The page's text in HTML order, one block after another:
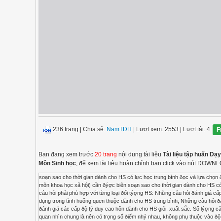
236 trang Chia sẻ: NamTDH | Lượt xem: 2553 | Lượt tải: 4
Bạn đang xem trước 20 trang nội dung tài liệu Tài liệu tập huấn
Môn Sinh học, để xem tài liệu hoàn chỉnh bạn click vào nút
soạn sao cho thời gian dành cho HS có lực học trung bình ðọc và lựa chọn ðýợc phýõng án trả lời khoảng từ 1,5 ðến 2 phút. Mỗi câu hỏi tự luận (ngoại trừ bài luận dành cho các môn khoa học xã hội) cần ðýợc biên soạn sao cho thời gian dành cho HS có lực học trung bình ðọc ðầu bài, tìm tòi và trình bày lời giải khoảng 10 phút. Mức ðộ khó, phức tạp của câu hỏi phải phù hợp với từng loại ðối týợng HS: Những câu hỏi ðánh giá cấp ðộ tý duy nhận biết dành cho HS yếu, kém; Những câu hỏi ðánh giá cấp ðộ tý duy thông hiểu và vận dụng trong tình huống quen thuộc dành cho HS trung bình; Những câu hỏi ðánh giá cấp ðộ vận dụng trong tình huống phức tạp, không quen thuộc dành cho HS khá; Những câu hỏi ðánh giá các cấp ðộ tý duy cao hõn dành cho HS giỏi, xuất sắc. Số lýợng câu hỏi và trọng số ðiểm dành cho mỗi câu phải ðảm bảo týõng thích: mỗi câu hỏi dạng trắc nghiệm khách quan nhìn chung là nên có trọng số ðiểm nhý nhau, không phụ thuộc vào ðộ khó; mỗi câu hỏi dạng tự luận có trọng số ðiểm phù hợp với thời gian tìm tòi, diễn giải và mức ðộ tý duy ðịnh ðánh giá. Đề kiểm tra phải đảm bảo độ giá trị (đo đúng cái cần đo) và có độ tin cậy (đo đúng sức học của học sinh): Mọi ðối týợng HS ðều phải có cõ hội ðạt kết quả cao nhý nhau: mọi ðõn vị kiến thức trong chýõng trình ðều ðýợc giảng dạy, các nội dung giảng dạy trọng tâm ðều ðýợc kiểm tra; cấu trúc ðề kiểm tra và thang ðánh giá phải công khai cho HS;… Mọi HS ðều có kết quả học tập nhất quán ðối với hai GV chấm khác nhau; hoặc ðối với sự ðánh giá lặp lại ở thời ðiểm khác gần ðó. Quy trình biên soạn ðề kiểm tra Ðể ðề kiểm tra ðạt ðýợc các yêu cầu và tiêu chí nói trên, cần thực hiện theo một quy trình biên soạn týõng ðối chặt chẽ, nghiêm ngặt. Qui trình này gồm 3 býớc cõ bản: Thiết kế ma trận ðề; Biên soạn câu hỏi; Xây dựng thang ðánh giá. Ma trận ðề kiểm tra là một bảng có 2 chiều: một chiều chứa ðựng các chủ ðể cần kiểm tra ðã qui ðịnh trong chýõng trình; chiều kia là các mức ðộ cần ðạt, hay cấp ðộ nhận thức ðã qui ðịnh trong chýõng trình. Mỗi ô của ma trận trình bày các chuẩn cần kiểm tra, số lýợng và trọng số ðiểm týõng ứng. Thiết lập ma trận thýờng theo 7 býớc: Xác ðịnh hình thức ðề (tự luận, trắc nghiệm khách quan hoặc kết hợp cả hai). Xác ðịnh thời gian dành cho từng phần và trọng số ðiểm týõng ứng. Liệt kê các nội dung cần kiểm tra và các cấp ðộ nhận thức cần ðánh giá Viết các chuẩn cần ðánh giá ứng với mỗi nội dung, mỗi cấp ðộ nhận thức Tính trọng số ðiểm của mỗi nội dung (cãn cứ chủ yếu vào số tiết qui ðịnh trong phân phối chýõng trình và tầm quan trọng của nó trong chýõng trình). Tính trọng số ðiểm của mỗi cấp ðộ nhận thức: nhận biết từ 2 ðến 3 ðiểm; thông hiểu từ 3 ðến 4 ðiểm; cấp ðộ vận dụng từ 3 ðến 5 ðiểm (ðảm bảo HS trung bình có thể ðạt tổng ðiểm từ 5 ðến 6,5; HS khá, giỏi có thể ðạt từ 7 ðến 10). Tính trọng số ðiểm của mỗi chuẩn; xác ðịnh số lýợng câu hỏi týõng thích. b) Ðề kiểm tra minh họa 148 Chủ đề kiểm tra Nhận biết Thông hiểu Vận dụng ở cấp độ thấp Vận dụng ở cấp độ cao I. Cấu tạo tế bào Nhân Nguyên sinh chất Màng tế bào 1. Hãy kể tên và nêu chức năng của các bộ phận trong tế bào 6. Hãy kể tên các phần của tế bào trên hình vẽ 11. Đưa ra các hình ảnh của cây và động vật thật chưa được dạy trên lơp, yêu cầu học sinh phân biệt các bộ phận 40 % tổng điểm = 80 điểm 20 % hàng = 16 điểm 40 % hàng = 16 điểm 40 % hàng = 16 điểm II. Tế bào Động và Thực vật Giống nhau Khác nhau Vỏ tế bào so với màng nguyên sinh hương thức trao đổi chất Giải thích sự khác nhau giữa tế bào động và thực vật theo cách hiểu của học sinh Mô tả thành tế bào và màng tế bào 10 % tổng điểm = 20 điểm 100 % hàng = 20 điểm III. Màng tế bào Là màng sống Sự khuyếch tán qua màng tế bào Các chất khuyếch tán qua màng tế bào Hãy kể tên các chất bị khuyếch tán và không bị khuyếch tán qua màng tế bào Nêu định nghĩa về sự khuyếch tán 9. Phân biệt sự khuyếch tán và hô hấp qua màng 20 % tổng điểm = 40 điểm 75 % hàng = 30 điểm 25 % hàng = 10 điểm 149 IV. Sự phân chia tế bào Các giai đoạn phân chia Nhiễm sắc thể và DNA Sự phân chia tế bào động vật và thực vật Nêu định nghĩa về sự phân chia, nhiễm sắc thể và DNA. Nêu những điểm khác nhau giữa tế bào động và thực vật 10. Cho trước số NST trong một tế bào trước khi phân chia,